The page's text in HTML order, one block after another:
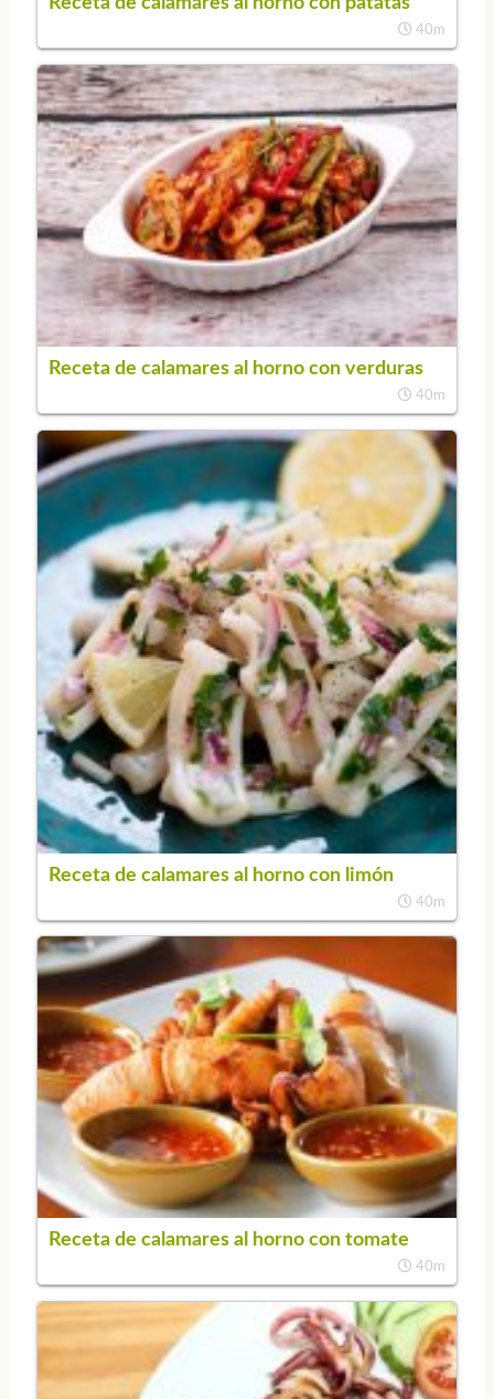
40m
Receta de calamares al horno con verduras
40m
Receta de calamares al horno con limón
40m
Receta de calamares al horno con tomate
40m